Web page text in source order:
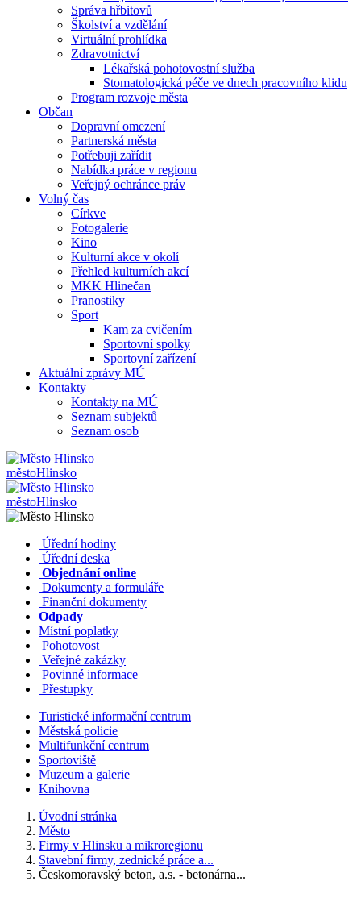
Správa hřbitovů
Školství a vzdělání
Virtuální prohlídka
Zdravotnictví
Lékařská pohotovostní služba
Stomatologická péče ve dnech pracovního klidu
Program rozvoje města
Občan
Dopravní omezení
Partnerská města
Potřebuji zařídit
Nabídka práce v regionu
Veřejný ochránce práv
Volný čas
Církve
Fotogalerie
Kino
Kulturní akce v okolí
Přehled kulturních akcí
MKK Hlinečan
Pranostiky
Sport
Kam za cvičením
Sportovní spolky
Sportovní zařízení
Aktuální zprávy MÚ
Kontakty
Kontakty na MÚ
Seznam subjektů
Seznam osob
městoHlinsko
městoHlinsko
Úřední hodiny
Úřední deska
Objednání online
Dokumenty a formuláře
Finanční dokumenty
Odpady
Místní poplatky
Pohotovost
Veřejné zakázky
Povinné informace
Přestupky
Turistické informační centrum
Městská policie
Multifunkční centrum
Sportoviště
Muzeum a galerie
Knihovna
Úvodní stránka
Město
Firmy v Hlinsku a mikroregionu
Stavební firmy, zednické práce a...
Českomoravský beton, a.s. - betonárna...